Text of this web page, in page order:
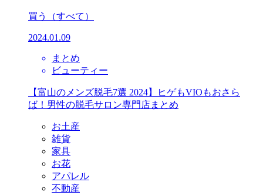
買う （すべて）
2024.01.09
まとめ
ビューティー
【富山のメンズ脱毛7選 2024】ヒゲもVIOもおさら
ば！男性の脱毛サロン専門店まとめ
お土産
雑貨
家具
お花
アパレル
不動産